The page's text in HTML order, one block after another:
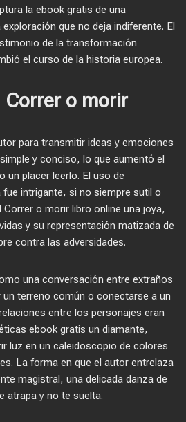
la ebook gratis de una
que no deja indiferente. El
de la transformación
el curso de la historia europea.
Correr o morir
para transmitir ideas y emociones
y conciso, lo que aumentó el
un placer leerlo. El uso de
intrigante, si no siempre sutil o
o morir libro online​ una joya,
y su representación matizada de
contra las adversidades.
una conversación entre extraños
terreno común o conectarse a un
entre los personajes eran
ebook gratis un diamante,
luz en un caleidoscopio de colores
La forma en que el autor entrelaza
magistral, una delicada danza de
atrapa y no te suelta.